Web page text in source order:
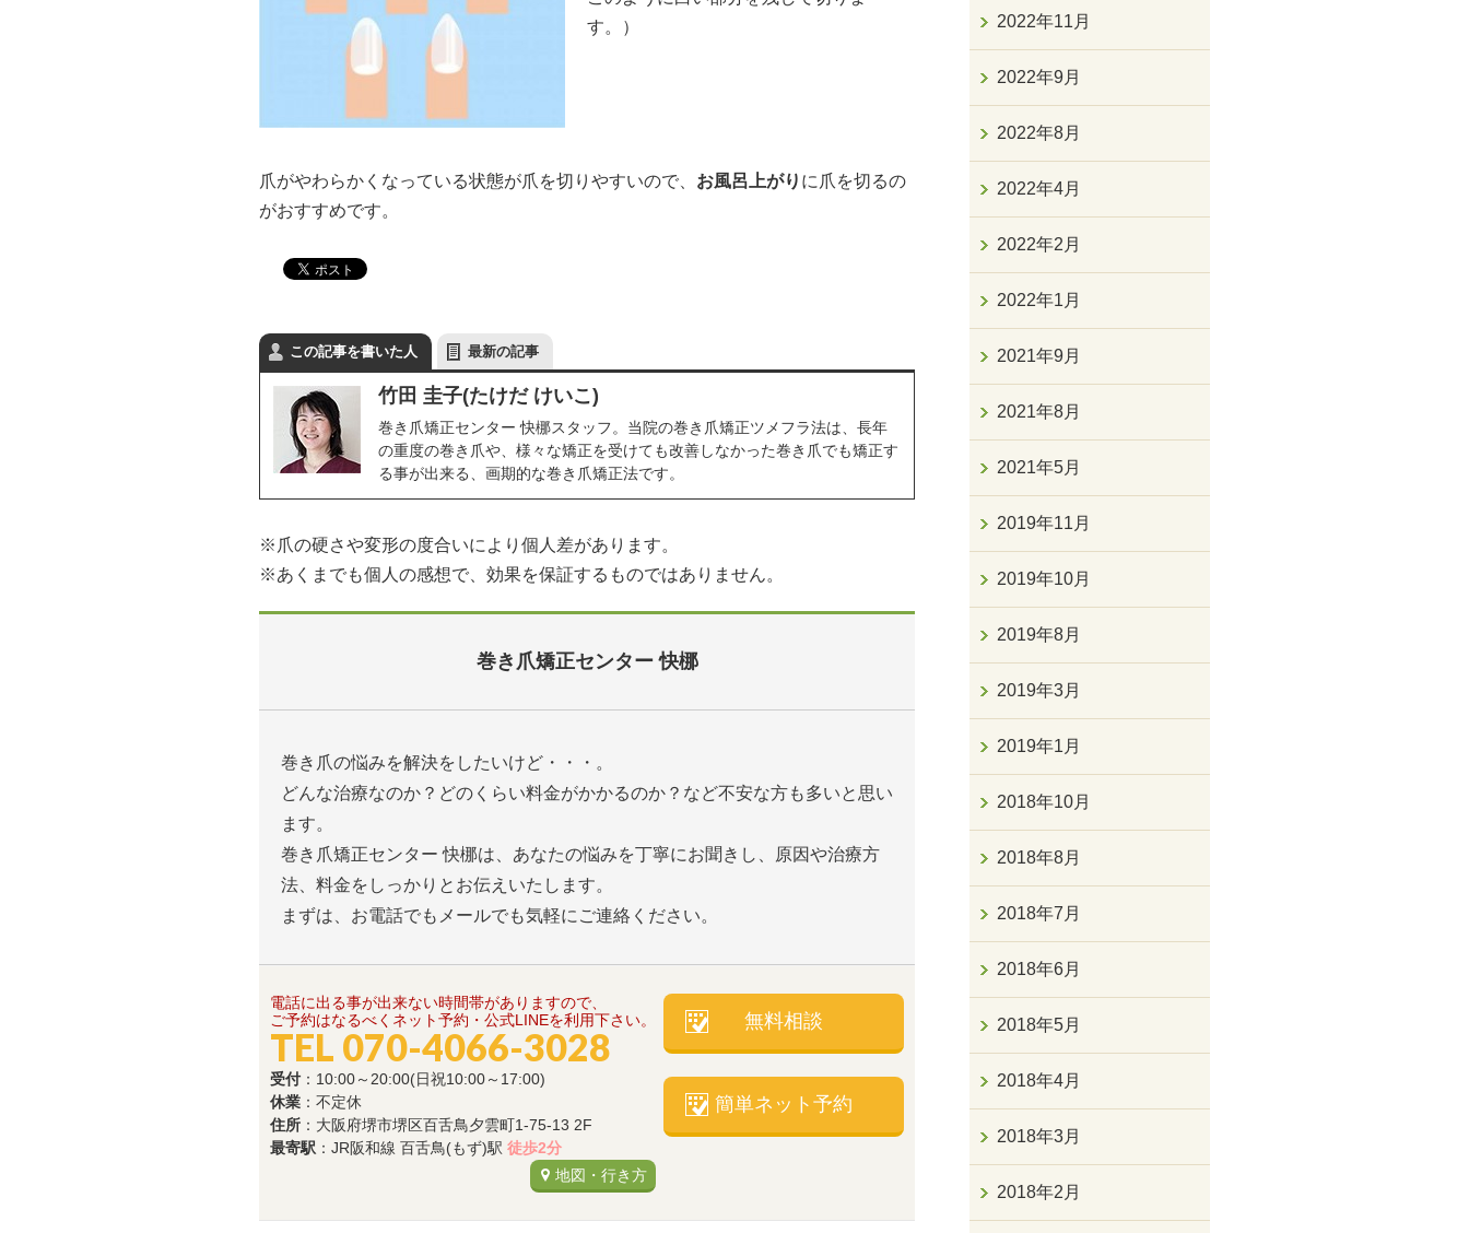
す。）
爪がやわらかくなっている状態が爪を切りやすいので、 お風呂上がり に爪を切るの
がおすすめです。
この記事を書いた人 最新の記事
竹田 圭子(たけだ けいこ)
巻き爪矯正センター 快梛スタッフ。当院の巻き爪矯正ツメフラ法は、長年
の重度の巻き爪や、様々な矯正を受けても改善しなかった巻き爪でも矯正す
る事が出来る、画期的な巻き爪矯正法です。
※爪の硬さや変形の度合いにより個人差があります。
※あくまでも個人の感想で、効果を保証するものではありません。
巻き爪矯正センター 快梛
巻き爪の悩みを解決をしたいけど・・・。
どんな治療なのか？どのくらい料金がかかるのか？など不安な方も多いと思い
ます。
巻き爪矯正センター 快梛は、あなたの悩みを丁寧にお聞きし、原因や治療方
法、料金をしっかりとお伝えいたします。
まずは、お電話でもメールでも気軽にご連絡ください。
電話に出る事が出来ない時間帯がありますので、
ご予約はなるべくネット予約・公式LINEを利用下さい。
TEL 070-4066-3028
受付 ：10:00～20:00(日祝10:00～17:00)
休業 ：不定休
住所 ：大阪府堺市堺区百舌鳥夕雲町1-75-13 2F
最寄駅 ：JR阪和線 百舌鳥(もず)駅 徒歩2分
地図・行き方
無料相談
簡単ネット予約
2022年11月
2022年9月
2022年8月
2022年4月
2022年2月
2022年1月
2021年9月
2021年8月
2021年5月
2019年11月
2019年10月
2019年8月
2019年3月
2019年1月
2018年10月
2018年8月
2018年7月
2018年6月
2018年5月
2018年4月
2018年3月
2018年2月